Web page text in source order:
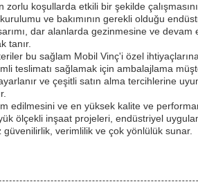
koşullarda etkili bir şekilde
ve bakımının gerekli olduğu
dar alanlarda gezinmesine ve
tanır.
bu sağlam Mobil Vinç'i özel
teslimatı sağlamak için ambalajlama
ve çeşitli satın alma tercihlerine
edilmesini ve en yüksek kalite ve
ölçekli inşaat projeleri, endüstriyel
verimlilik ve çok yönlülük sunar.